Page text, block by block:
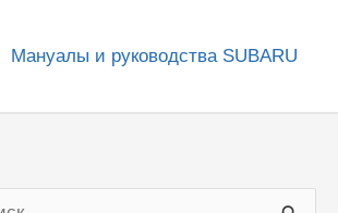
Мануалы и руководства SUBARU